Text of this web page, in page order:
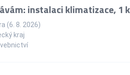
instalaci klimatizace, 1
(6. 8. 2026)
kraj